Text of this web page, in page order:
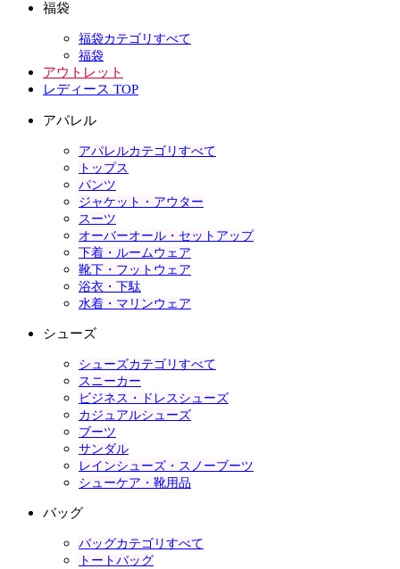
福袋
福袋カテゴリすべて
福袋
アウトレット
レディース TOP
アパレル
アパレルカテゴリすべて
トップス
パンツ
ジャケット・アウター
スーツ
オーバーオール・セットアップ
下着・ルームウェア
靴下・フットウェア
浴衣・下駄
水着・マリンウェア
シューズ
シューズカテゴリすべて
スニーカー
ビジネス・ドレスシューズ
カジュアルシューズ
ブーツ
サンダル
レインシューズ・スノーブーツ
シューケア・靴用品
バッグ
バッグカテゴリすべて
トートバッグ